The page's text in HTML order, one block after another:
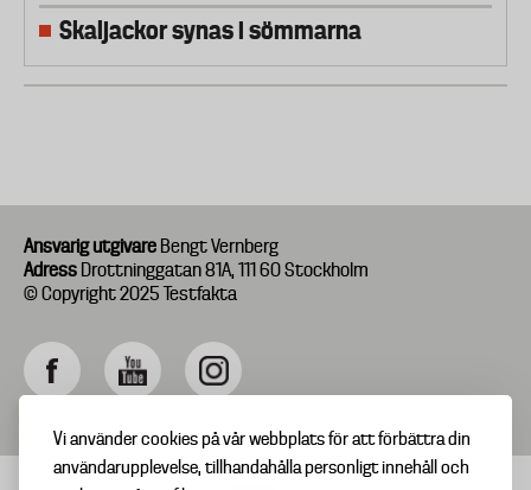
Vi använder cookies på vår webbplats för att förbättra din
användarupplevelse, tillhandahålla personligt innehåll och
Skaljackor synas i sömmarna
Ansvarig utgivare Bengt Vernberg
Adress Drottninggatan 81A, 111 60 Stockholm
© Copyright 2025 Testfakta